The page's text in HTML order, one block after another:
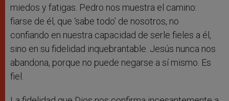
miedos y fatigas. Pedro nos muestra el camino:
fiarse de él, que ‘sabe todo’ de nosotros, no
confiando en nuestra capacidad de serle fieles a él,
sino en su fidelidad inquebrantable. Jesús nunca nos
abandona, porque no puede negarse a sí mismo. Es
fiel.